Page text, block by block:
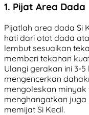
1. Pijat Area Dada
Pijatlah area dada Si
hati dari otot dada
lembut sesuaikan
memberi tekanan
Ulangi gerakan ini 3-
mengencerkan
mengoleskan minyak
menghangatkan
memijat Si Kecil.